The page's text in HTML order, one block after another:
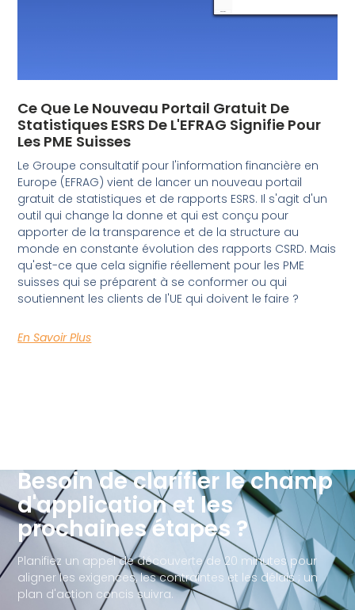
Ce Que Le Nouveau Portail Gratuit De
Statistiques ESRS De L'EFRAG Signifie Pour
Les PME Suisses
Le Groupe consultatif pour l'information financière en
Europe (EFRAG) vient de lancer un nouveau portail
gratuit de statistiques et de rapports ESRS. Il s'agit d'un
outil qui change la donne et qui est conçu pour
apporter de la transparence et de la structure au
monde en constante évolution des rapports CSRD. Mais
qu'est-ce que cela signifie réellement pour les PME
suisses qui se préparent à se conformer ou qui
soutiennent les clients de l'UE qui doivent le faire ?
En Savoir Plus
Besoin de clarifier le champ
d'application et les
prochaines étapes ?
Planifiez un appel de découverte de 20 minutes pour
aligner les exigences, les contraintes et les délais ; un
plan d'action concis suivra.